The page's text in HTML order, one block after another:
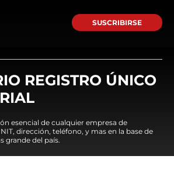
SUSCRIBIRSE
REGISTRO ÚNICO
esencial de cualquier empresa de
dirección, teléfono, y mas en la base de
grande del país.